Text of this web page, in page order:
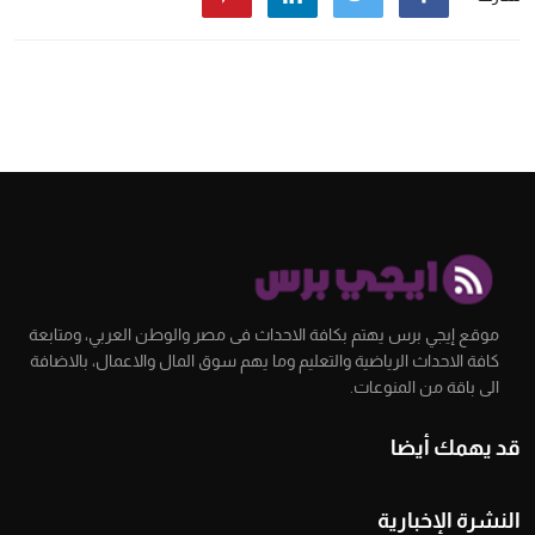
موقع إيجي برس يهتم بكافة الاحداث فى مصر والوطن العربي، ومتابعة
كافة الاحداث الرياضية والتعليم وما يهم سوق المال والاعمال، بالاضافة
الى باقة من المنوعات.
قد يهمك أيضا
النشرة الإخبارية